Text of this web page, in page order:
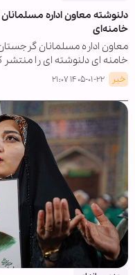
دلنوشته معاون اداره
خامنه‌ای
معاون اداره مسلمانان
خامنه ای دلنوشته ای را منتشر
خبر ۱۴۰۵-۰۱-۲۲ ۲۱:۰۷